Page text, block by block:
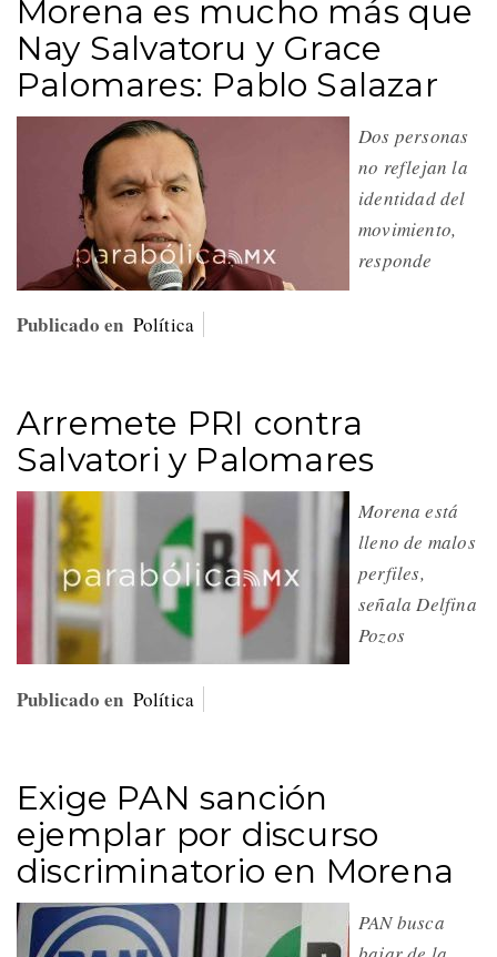
Morena es mucho más que
Nay Salvatoru y Grace
Palomares: Pablo Salazar
Dos personas
no reflejan la
identidad del
movimiento,
responde
Publicado en Política
Arremete PRI contra
Salvatori y Palomares
Morena está
lleno de malos
perfiles,
señala Delfina
Pozos
Publicado en Política
Exige PAN sanción
ejemplar por discurso
discriminatorio en Morena
PAN busca